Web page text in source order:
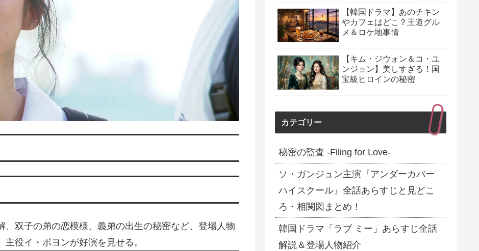
双子の弟の恋模様、義弟の出生の秘密など、登場人物
役イ・ボヨンが好演を見せる。
【韓国ドラマ】あのチキン
やカフェはどこ？王道グル
メ＆ロケ地事情
【キム・ジウォン＆コ・ユ
ンジョン】美しすぎる！国
宝級ヒロインの秘密
カテゴリー
秘密の監査 -Filing for Love-
ソ・ガンジュン主演『アンダーカバー
ハイスクール』全話あらすじと見どこ
ろ・相関図まとめ！
韓国ドラマ「ラブ ミー」あらすじ全話
解説＆登場人物紹介